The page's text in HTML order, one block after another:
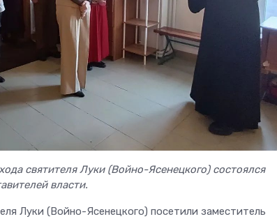
святителя Луки (Войно-Ясенецкого) состоялся
власти.
Луки (Войно-Ясенецкого) посетили заместитель